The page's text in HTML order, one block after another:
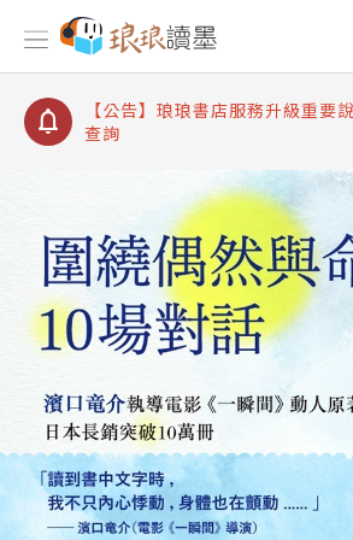
【公告】琅琅讀墨書櫃開通常見問
【公告】琅琅讀墨 3 分鐘完成書
【公告】琅琅書店服務升級重要
查詢
【公告】琅琅讀墨數位閱讀資產